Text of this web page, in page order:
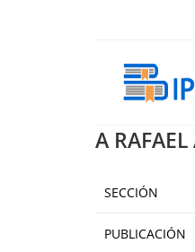
A
SECCIÓN
PUBLICACIÓN